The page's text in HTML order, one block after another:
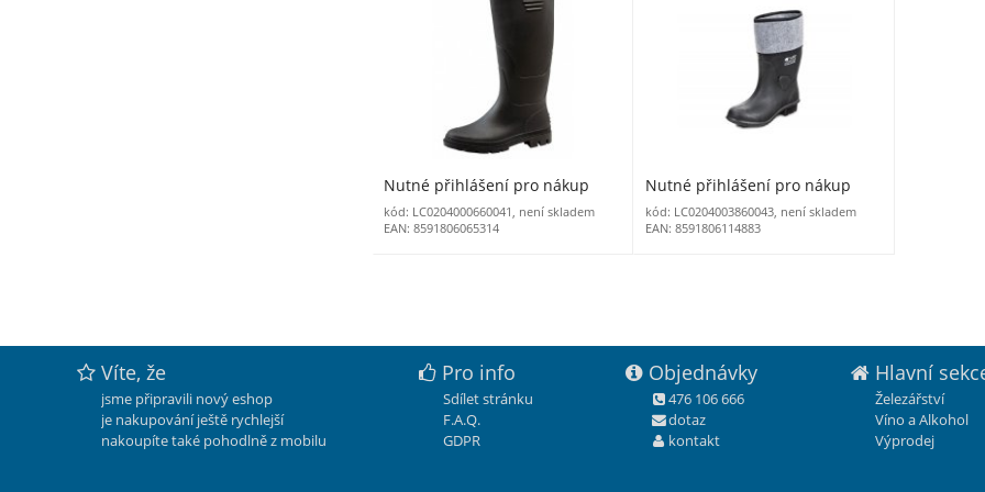
Nutné přihlášení pro nákup
kód: LC0204000660041, není skladem
EAN: 8591806065314
Nutné přihlášení pro nákup
kód: LC0204003860043, není skladem
EAN: 8591806114883
Víte, že
jsme připravili nový eshop
je nakupování ještě rychlejší
nakoupíte také pohodlně z mobilu
Pro info
Sdílet stránku
F.A.Q.
GDPR
Objednávky
476 106 666
dotaz
kontakt
Hlavní
Železářství
Víno a Alkohol
Výprodej